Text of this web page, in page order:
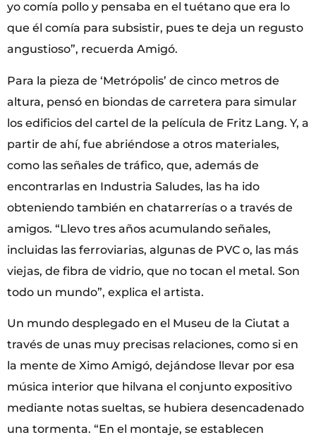
yo comía pollo y pensaba en el tuétano que era lo
que él comía para subsistir, pues te deja un regusto
angustioso”, recuerda Amigó.
Para la pieza de ‘Metrópolis’ de cinco metros de
altura, pensó en biondas de carretera para simular
los edificios del cartel de la película de Fritz Lang. Y, a
partir de ahí, fue abriéndose a otros materiales,
como las señales de tráfico, que, además de
encontrarlas en Industria Saludes, las ha ido
obteniendo también en chatarrerías o a través de
amigos. “Llevo tres años acumulando señales,
incluidas las ferroviarias, algunas de PVC o, las más
viejas, de fibra de vidrio, que no tocan el metal. Son
todo un mundo”, explica el artista.
Un mundo desplegado en el Museu de la Ciutat a
través de unas muy precisas relaciones, como si en
la mente de Ximo Amigó, dejándose llevar por esa
música interior que hilvana el conjunto expositivo
mediante notas sueltas, se hubiera desencadenado
una tormenta. “En el montaje, se establecen